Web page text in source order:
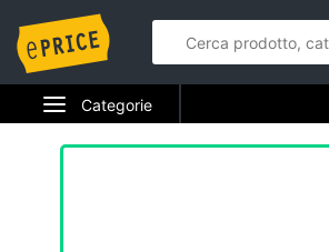
Categorie
Elettrodomestici